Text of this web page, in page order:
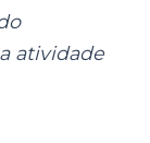
atividade